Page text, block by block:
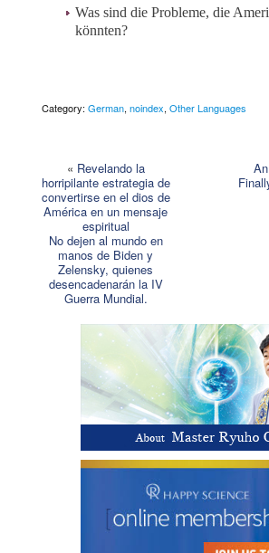
Was sind die Probleme, die
könnten?
Category: German,noindex,Other Languages
« Revelando la
horripilante estrategia de
convertirse en el dios de
América en un mensaje
espiritual
No dejen al mundo en
manos de Biden y
Zelensky, quienes
desencadenarán la IV
Guerra Mundial.